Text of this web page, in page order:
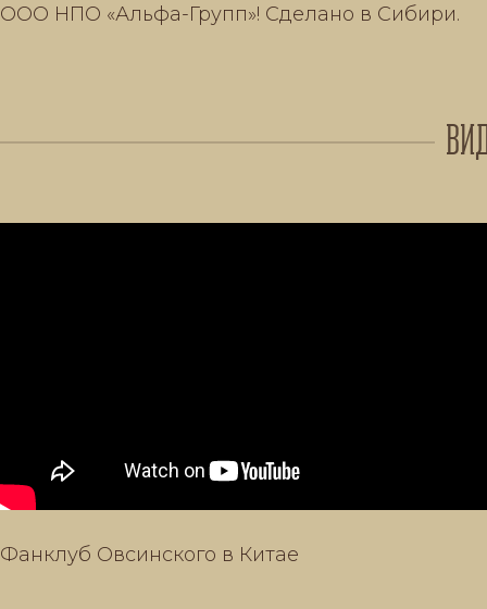
ООО НПО «Альфа-Групп»! Сделано в Сибири.
Фанклуб Овсинского в Китае